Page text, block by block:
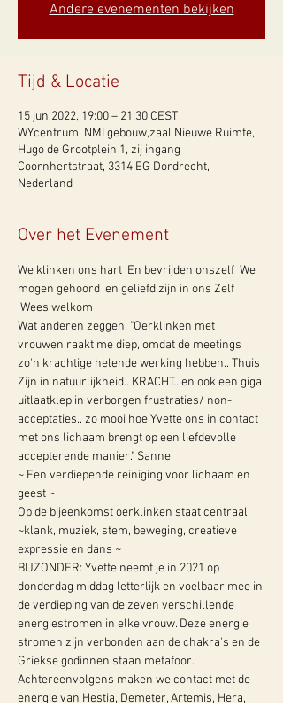
Andere evenementen bekijken
Tijd & Locatie
15 jun 2022, 19:00 – 21:30 CEST
WYcentrum, NMI gebouw,zaal Nieuwe Ruimte,
Hugo de Grootplein 1, zij ingang
Coornhertstraat, 3314 EG Dordrecht,
Nederland
Over het Evenement
We klinken ons hart  En bevrijden onszelf  We
mogen gehoord  en geliefd zijn in ons Zelf
Wees welkom
Wat anderen zeggen: "Oerklinken met
vrouwen raakt me diep, omdat de meetings
zo'n krachtige helende werking hebben.. Thuis
Zijn in natuurlijkheid.. KRACHT.. en ook een giga
uitlaatklep in verborgen frustraties/ non-
acceptaties.. zo mooi hoe Yvette ons in contact
met ons lichaam brengt op een liefdevolle
accepterende manier." Sanne
~ Een verdiepende reiniging voor lichaam en
geest ~
Op de bijeenkomst oerklinken staat centraal:
~klank, muziek, stem, beweging, creatieve
expressie en dans ~
BIJZONDER: Yvette neemt je in 2021 op
donderdag middag letterlijk en voelbaar mee in
de verdieping van de zeven verschillende
energiestromen in elke vrouw. Deze energie
stromen zijn verbonden aan de chakra's en de
Griekse godinnen staan metafoor.
Achtereenvolgens maken we contact met de
energie van Hestia, Demeter, Artemis, Hera,